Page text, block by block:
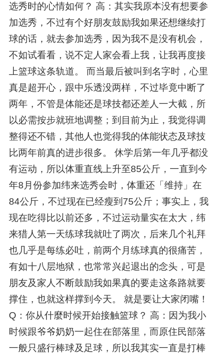
选秀时的心情如何？ 高：其实我原本没有想要参
加选秀，不过有个好朋友鼓励我如果还想继续打
球的话，就去参加选秀，因为我不是没有机会，
不如试看看，说不定人家会看上我，让我再度接
上篮球这条轨道。 而当最后被叫到名字时，心里
真是超开心，跟中乐透没两样，不过毕竟中断了
两年，不管是体能还是球技都还差人一大截，所
以必需按步就班地调整；到目前为止，我觉得调
整得还不错，其他人也觉得我的体能状态及球技
比两年前真的进步很多。 休学后第一年几乎都没
有运动，所以体重直线上升至85公斤，一直到今
年8月份参加纬来选秀会时，体重还「维持」在
84公斤，不过现在已经瘦到75公斤；事实上，我
现在吃得比以前还多，不过运动量实在太大，纬
来猎人第一天练球我就吐了两次，后来几个礼拜
也几乎是每练必吐，前两个月练球真的很痛苦，
有如十八层地狱，也常常兴起退出的念头，可是
朋友及家人不断鼓励我如果真的要走这条路就要
撑住，也就这样撑到今天。 就是要让大家闭嘴！
Q：你从什麼时候开始接触篮球？ 高：因为我小
时候跟爷爷奶奶一起住在部落里，而原住民部落
一般只盛行棒球及足球，所以我其实一直是打棒